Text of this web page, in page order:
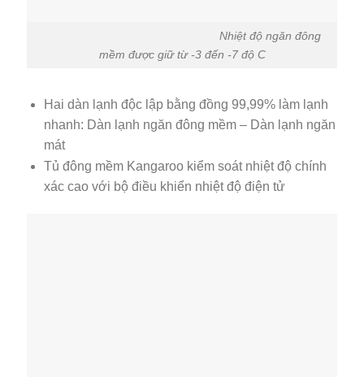
Nhiệt độ ngăn đông
mềm được giữ từ -3 đến -7 độ C
Hai dàn lạnh độc lập bằng đồng 99,99% làm lạnh
nhanh: Dàn lạnh ngăn đông mềm – Dàn lạnh ngăn
mát
Tủ đông mềm Kangaroo kiểm soát nhiệt độ chính
xác cao với bộ điều khiển nhiệt độ điện tử